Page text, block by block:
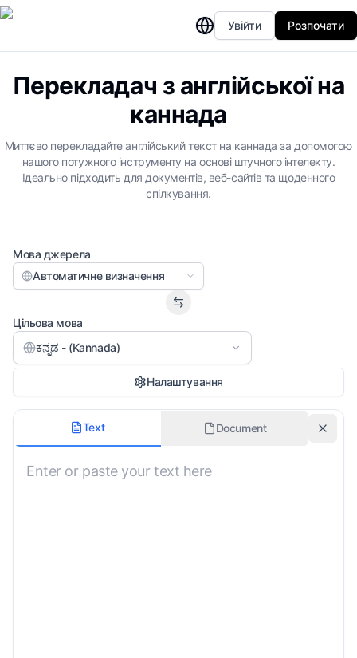
Увійти Розпочати
Перекладач з англійської на
каннада
Миттєво перекладайте англійський текст на каннада за допомогою
нашого потужного інструменту на основі штучного інтелекту.
Ідеально підходить для документів, веб-сайтів та щоденного
спілкування.
Мова джерела
Автоматичне визначення
Цільова мова
ಕನ್ನಡ - (Kannada)
Налаштування
Галузь перекладу
Загальна
Формальний тон
Text Document